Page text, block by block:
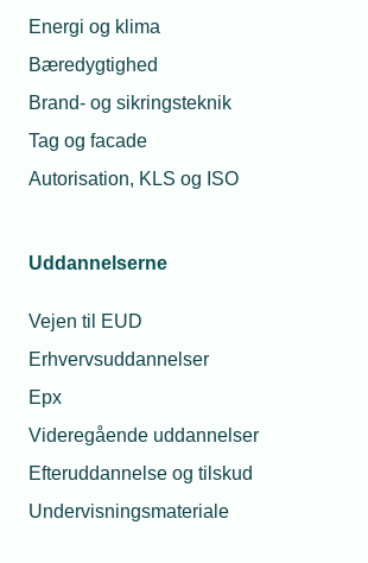
Energi og klima
Bæredygtighed
Brand- og sikringsteknik
Tag og facade
Autorisation, KLS og ISO
Uddannelserne
Vejen til EUD
Erhvervsuddannelser
Epx
Videregående uddannelser
Efteruddannelse og tilskud
Undervisningsmateriale